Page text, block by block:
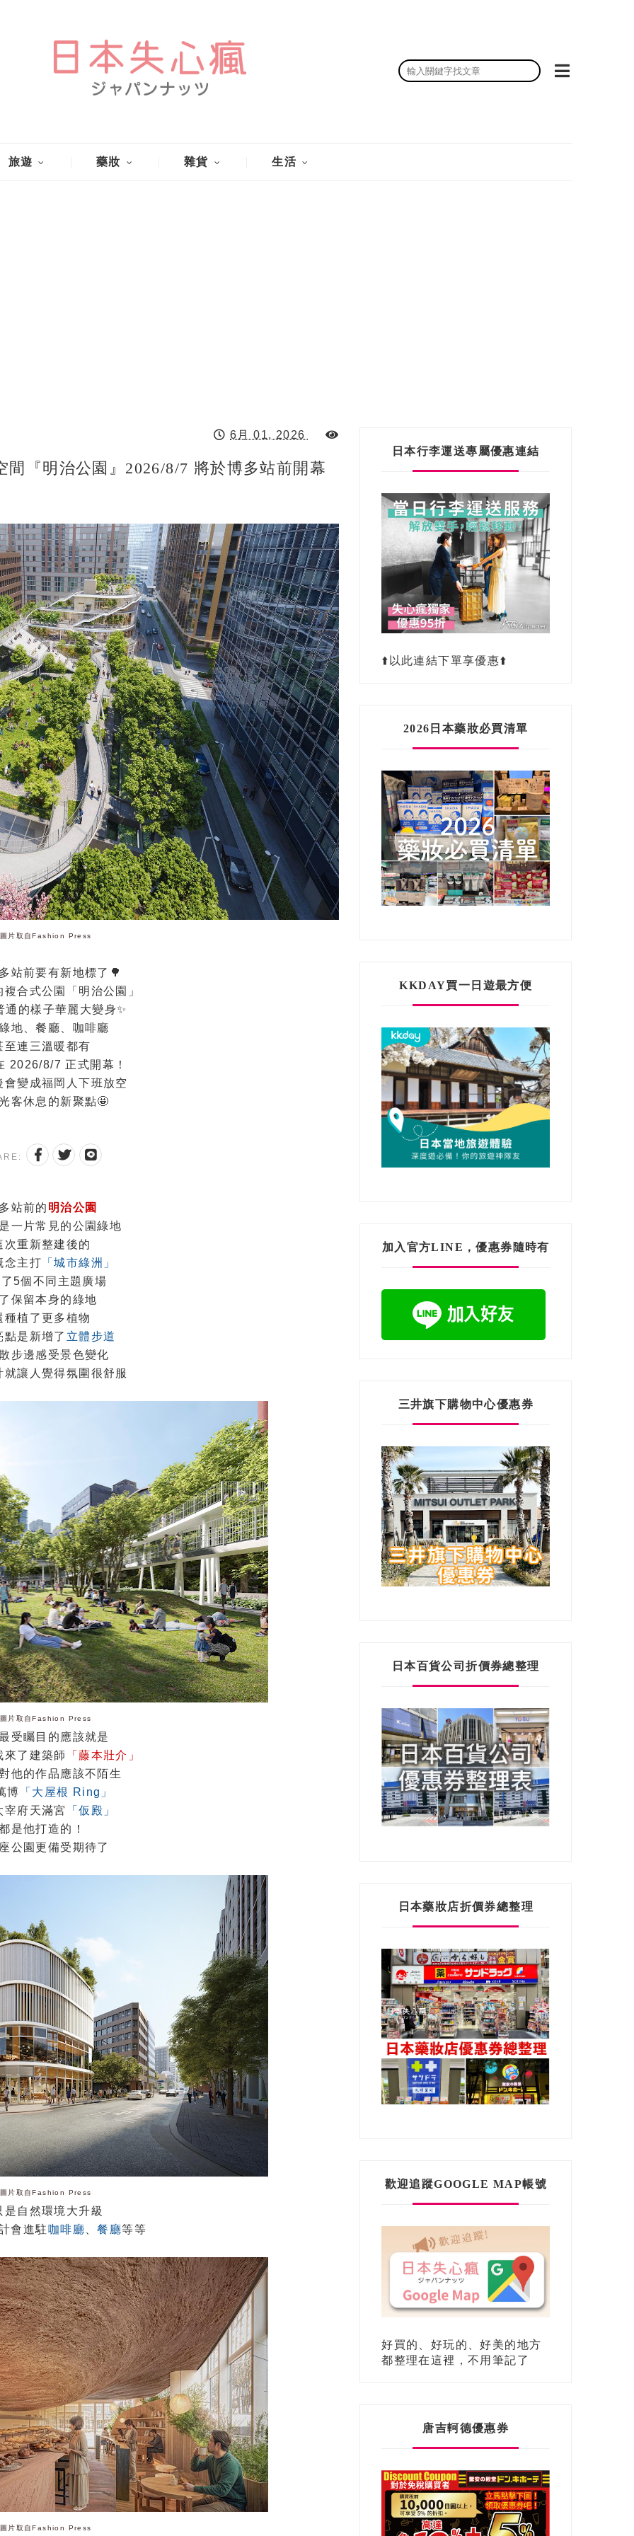
旅遊 藥妝 雜貨 生活
6月 01, 2026
『明治公園』2026/8/7 將於博多站前開幕
片取自Fashion Press
站前要有新地標了🌳
合式公園「明治公園」
通的樣子華麗大變身✨
地、餐廳、咖啡廳
至連三溫暖都有
2026/8/7 正式開幕！
會變成福岡人下班放空
客休息的新聚點🤩
站前的 明治公園
一片常見的公園綠地
次重新整建後的
念主打 「城市綠洲」
5個不同主題廣場
保留本身的綠地
種植了更多植物
點是新增了 立體步道
步邊感受景色變化
就讓人覺得氛圍很舒服
片取自Fashion Press
受矚目的應該就是
來了建築師
「藤本壯介」
他的作品應該不陌生
博
「大屋根 Ring」
宰府天滿宮
「仮殿」
是他打造的！
公園更備受期待了
片取自Fashion Press
是自然環境大升級
會進駐 咖啡廳 、餐廳等等
片取自Fashion Press
日本行李運送專屬優惠連結
⬆️以此連結下單享優惠⬆️
2026日本藥妝必買清單
KKDAY買一日遊最方便
加入官方LINE，優惠券隨時有
三井旗下購物中心優惠券
日本百貨公司折價券總整理
日本藥妝店折價券總整理
歡迎追蹤GOOGLE MAP帳號
好買的、好玩的、好美的地方
都整理在這裡，不用筆記了
唐吉軻德優惠券